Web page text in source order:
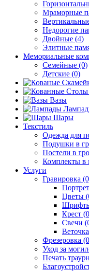
Мраморные
Недорогие
Двойные (4)
Элитные
Мемориальные
Семейные (0)
Детские (0)
Вазы
Шары
Текстиль
Одежда для
Подушки в
Постели в
Комплекты в
Услуги
Гравировка
Цветы
Крест
Свечи
Фрезеровка
Уход за
Печать